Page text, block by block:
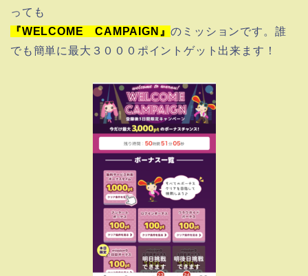
っても
『WELCOME CAMPAIGN』のミッションです。誰
でも簡単に最大３０００ポイントゲット出来ます！